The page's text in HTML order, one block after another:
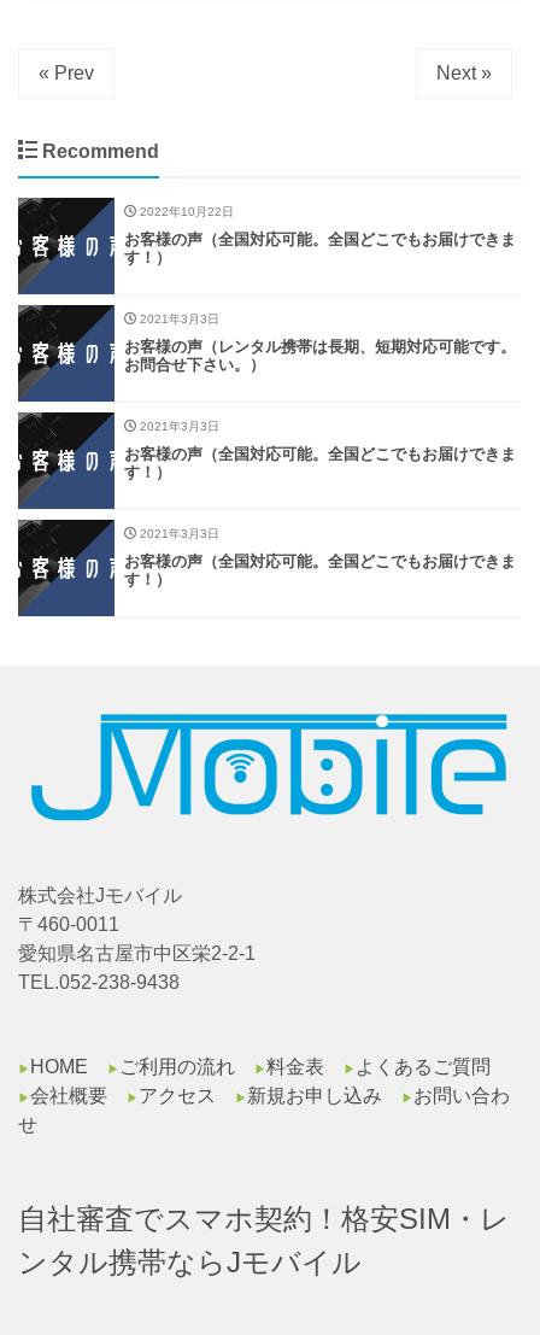
« Prev Next »
Recommend
2022年10月22日
お客様の声（全国対応可能。全国どこでもお届けできま
す！）
2021年3月3日
お客様の声（レンタル携帯は長期、短期対応可能です。
お問合せ下さい。）
2021年3月3日
お客様の声（全国対応可能。全国どこでもお届けできま
す！）
2021年3月3日
お客様の声（全国対応可能。全国どこでもお届けできま
す！）
株式会社Jモバイル
〒460-0011
愛知県名古屋市中区栄2-2-1
TEL.052-238-9438
▶︎ HOME ▶︎ ご利用の流れ ▶︎料金表 ▶︎ よくあるご質問
▶︎会社概要 ▶︎ アクセス ▶︎ 新規お申し込み ▶︎ お問い合わ
せ
自社審査でスマホ契約！格安SIM・レ
ンタル携帯ならJモバイル